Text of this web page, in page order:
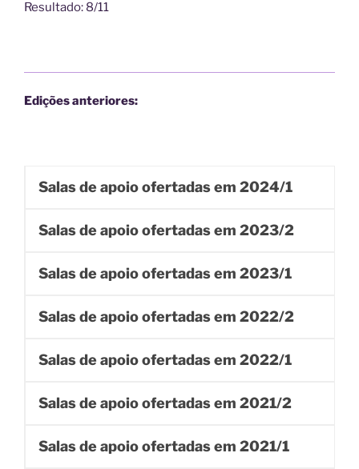
Resultado: 8/11
Edições anteriores:
Salas de apoio ofertadas em 2024/1
Salas de apoio ofertadas em 2023/2
Salas de apoio ofertadas em 2023/1
Salas de apoio ofertadas em 2022/2
Salas de apoio ofertadas em 2022/1
Salas de apoio ofertadas em 2021/2
Salas de apoio ofertadas em 2021/1